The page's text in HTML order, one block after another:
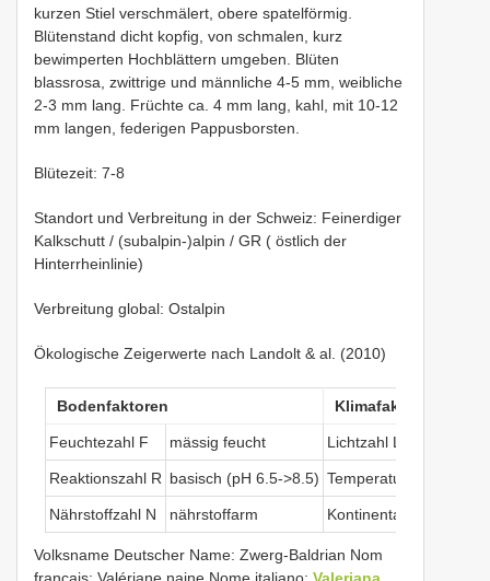
kurzen Stiel verschmälert, obere spatelförmig.
Blütenstand dicht kopfig, von schmalen, kurz
bewimperten Hochblättern umgeben. Blüten
blassrosa, zwittrige und männliche 4-5 mm, weibliche
2-3 mm lang. Früchte ca. 4 mm lang, kahl, mit 10-12
mm langen, federigen Pappusborsten.
Blütezeit: 7-8
Standort und Verbreitung in der Schweiz: Feinerdiger
Kalkschutt / (subalpin-)alpin / GR ( östlich der
Hinterrheinlinie)
Verbreitung global: Ostalpin
Ökologische Zeigerwerte nach Landolt & al. (2010)
Bodenfaktoren Klimafaktoren
Feuchtezahl F mässig feucht Lichtzahl L
Reaktionszahl R basisch (pH 6.5->8.5) Temperaturzahl T
Nährstoffzahl N nährstoffarm Kontinentalitätszahl K
Volksname Deutscher Name: Zwerg-Baldrian Nom
français: Valériane naine Nome italiano: Valeriana